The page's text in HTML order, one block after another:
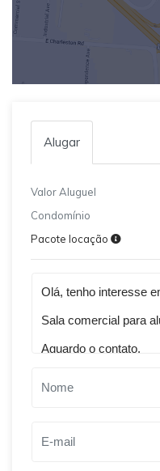
Alugar
Valor Aluguel
Condomínio
Pacote locação